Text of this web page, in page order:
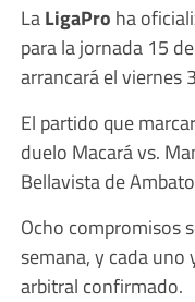
LaLigaPro ha
para la jornada 15
arrancará el viernes
El partido que
duelo Macará vs.
Bellavista de
Ocho compromisos
semana, y cada uno
arbitral confirmado.